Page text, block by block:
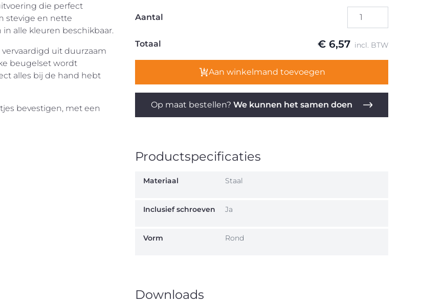
Aantal
Totaal € 6,57 incl. BTW
Aan winkelmand toevoegen
Op maat bestellen? We kunnen het samen doen
Productspecificaties
Materiaal Staal
Inclusief schroeven Ja
Vorm Rond
Downloads
die perfect
stevige en nette
alle kleuren beschikbaar.
uit duurzaam
beugelset wordt
alles bij de hand hebt
bevestigen, met een